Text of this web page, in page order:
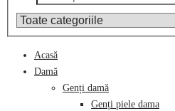
Acasă
Damă
Genți damă
Genți piele dama